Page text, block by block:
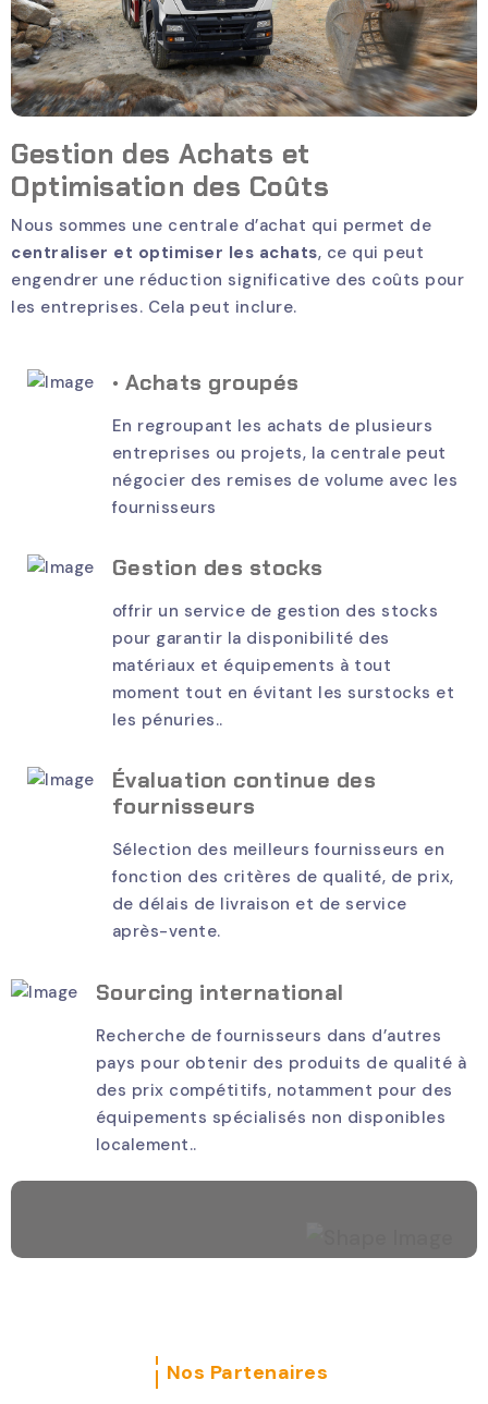
Gestion des Achats et
Optimisation des Coûts
Nous sommes une centrale d’achat qui permet de
centraliser et optimiser les achats, ce qui peut
engendrer une réduction significative des coûts pour
les entreprises. Cela peut inclure.
• Achats groupés
En regroupant les achats de plusieurs
entreprises ou projets, la centrale peut
négocier des remises de volume avec les
fournisseurs
Gestion des stocks
offrir un service de gestion des stocks
pour garantir la disponibilité des
matériaux et équipements à tout
moment tout en évitant les surstocks et
les pénuries..
Évaluation continue des
fournisseurs
Sélection des meilleurs fournisseurs en
fonction des critères de qualité, de prix,
de délais de livraison et de service
après-vente.
Sourcing international
Recherche de fournisseurs dans d’autres
pays pour obtenir des produits de qualité à
des prix compétitifs, notamment pour des
équipements spécialisés non disponibles
localement..
Nos Partenaires